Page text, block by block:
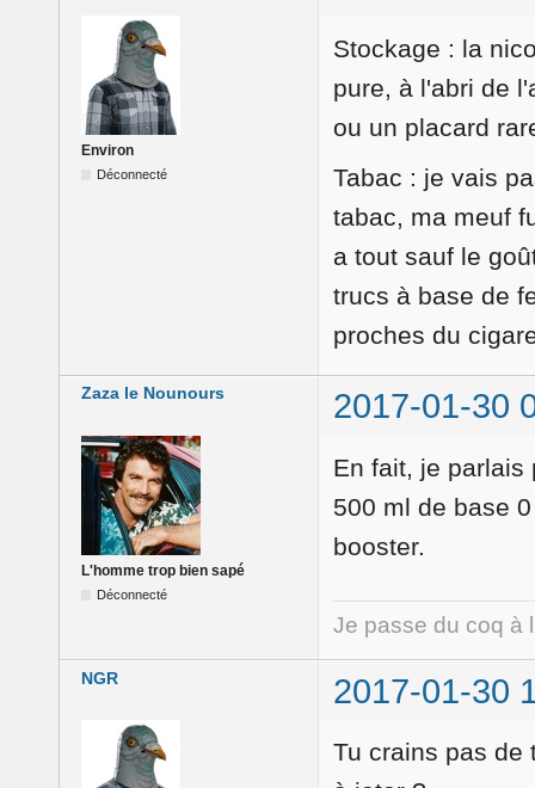
Environ
Déconnecté
Stockage : la
pure, à l'abri de
ou un placard
Tabac : je vais
tabac, ma meuf
a tout sauf le
trucs à base de
proches du
Zaza le Nounours 2017-01-30
L'homme trop bien sapé
Déconnecté
En fait, je parlais
500 ml de base
booster.
Je passe du coq à
NGR 2017-01-30
Tu crains pas de